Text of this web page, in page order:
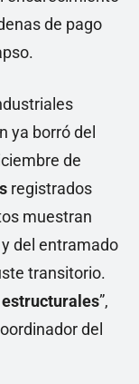
de pago
ya borró del
de
registrados
muestran
del entramado
transitorio.
”,
del